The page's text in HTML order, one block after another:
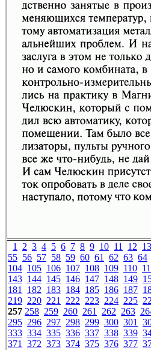
1 2 3 4 5 6 7 8 9 10 11 12 13
55 56 57 58 59 60 61 62 63 64
104 105 106 107 108 109 110
143 144 145 146 147 148 149
181 182 183 184 185 186 187
219 220 221 222 223 224 225
257 258 259 260 261 262 263
295 296 297 298 299 300 301
333 334 335 336 337 338 339
371 372 373 374 375 376 377